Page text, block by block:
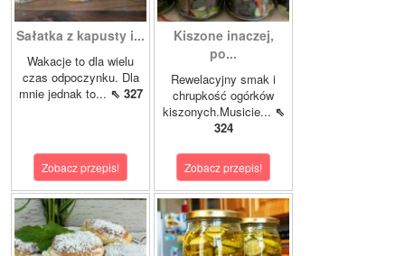
Sałatka z kapusty i...
Wakacje to dla wielu
czas odpoczynku. Dla
mnie jednak to... ⇖ 327
Zobacz przepis!
Kiszone inaczej,
po...
Rewelacyjny smak i
chrupkość ogórków
kiszonych.Musicie... ⇖
324
Zobacz przepis!